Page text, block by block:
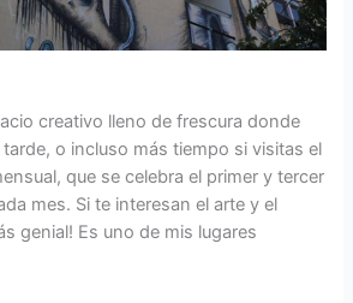
creativo lleno de frescura donde
o incluso más tiempo si visitas el
que se celebra el primer y tercer
mes. Si te interesan el arte y el
genial! Es uno de mis lugares